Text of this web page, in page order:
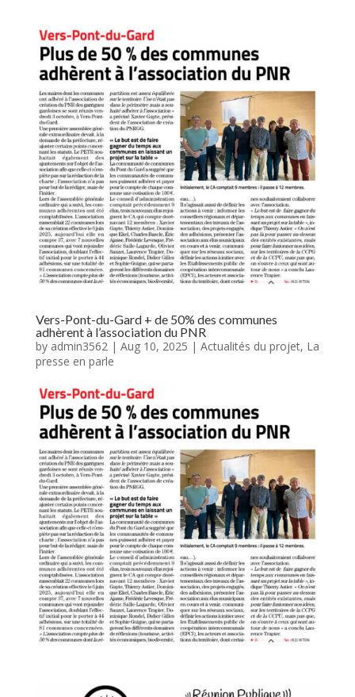
Vers-Pont-du-Gard + de 50% des communes
adhèrent à l’association du PNR
by admin3562| Aug 10, 2025 | Actualités du projet, La
presse en parle